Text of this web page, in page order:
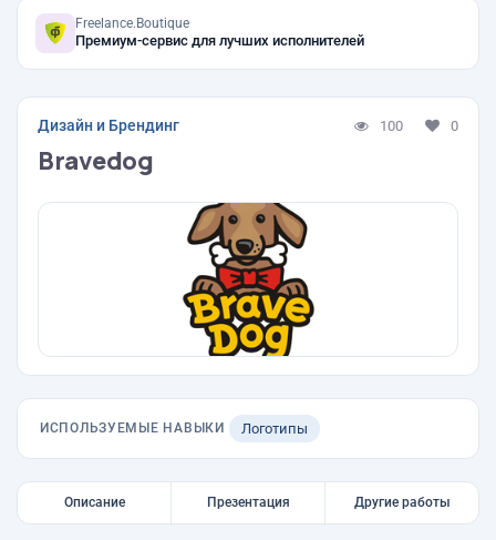
Freelance.Boutique
Премиум-сервис для лучших исполнителей
Дизайн и Брендинг 100 0
Bravedog
ИСПОЛЬЗУЕМЫЕ НАВЫКИ Логотипы
Описание Презентация Другие работы